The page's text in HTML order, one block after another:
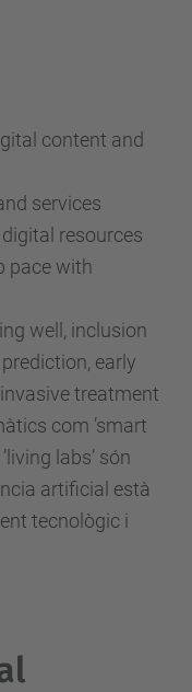
content and
services
resources
pace with
well, inclusion
early
treatment
com ’smart
labs’ són
artificial està
tecnològic i